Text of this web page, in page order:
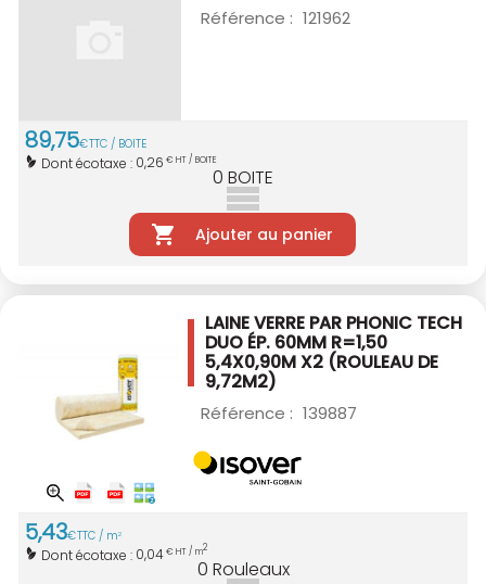
Référence : 121962
89,75€TTC / BOITE
Dont écotaxe : 0,26 € HT / BOITE
0 BOITE
Ajouter au panier
LAINE VERRE PAR PHONIC TECH
DUO ÉP. 60MM R=1,50
5,4X0,90M X2 (ROULEAU DE
9,72M2)
Référence : 139887
5,43€TTC / m2
Dont écotaxe : 0,04€ HT / m2
0 Rouleaux